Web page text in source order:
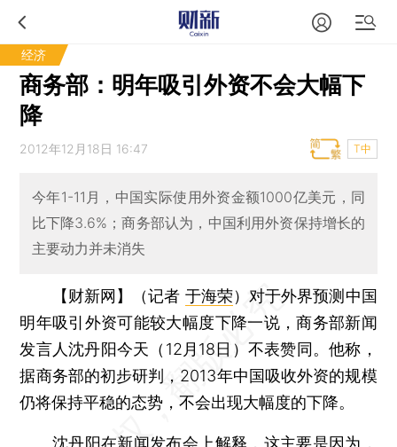
经济
商务部：明年吸引外资不会大幅下
降
2012年12月18日 16:47 T中
今年1-11月，中国实际使用外资金额1000亿美元，同
比下降3.6%；商务部认为，中国利用外资保持增长的
主要动力并未消失
【财新网】（记者 于海荣） 对于外界预测中国
明年吸引外资可能较大幅度下降一说，商务部新闻
发言人沈丹阳今天（12月18日）不表赞同。他称，
据商务部的初步研判，2013年中国吸收外资的规模
仍将保持平稳的态势，不会出现大幅度的下降。
沈丹阳在新闻发布会上解释，这主要是因为，